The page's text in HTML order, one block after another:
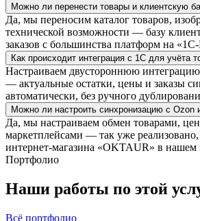
Можно ли перенести товары и клиентскую
Да, мы переносим каталог товаров,
технической возможности — базу
заказов с большинства платформ на
Как происходит интеграция с 1С для учёта
Настраиваем двустороннюю
— актуальные остатки, цены и заказы
автоматически, без ручного
Можно ли настроить синхронизацию с Ozon
Да, мы настраиваем обмен товарами,
маркетплейсами — так уже
интернет-магазина «OKTAUR» в нашем
Портфолио
Наши работы по этой
Всё портфолио